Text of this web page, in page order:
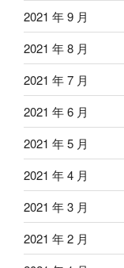
2021 年 9 月
2021 年 8 月
2021 年 7 月
2021 年 6 月
2021 年 5 月
2021 年 4 月
2021 年 3 月
2021 年 2 月